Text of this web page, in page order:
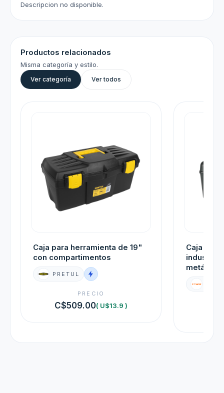
Descripcion no disponible.
Productos relacionados
Misma categoría y estilo.
Ver categoría Ver todos
Caja para herramienta de 19"
con compartimentos
PRETUL
PRECIO
C$509.00( U$13.9 )
Caja
industrial
metálicos